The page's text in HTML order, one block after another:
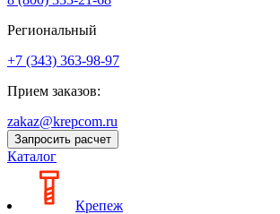
Региональный
+7 (343) 363-98-97
Прием заказов:
zakaz@krepcom.ru
Запросить расчет
Каталог
Крепеж